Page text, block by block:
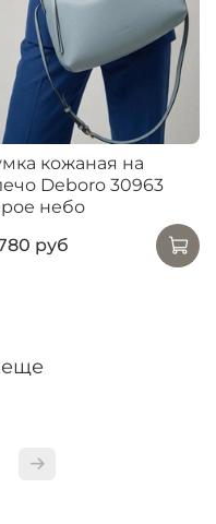
кожаная на
Deboro 30963
небо
руб
еще